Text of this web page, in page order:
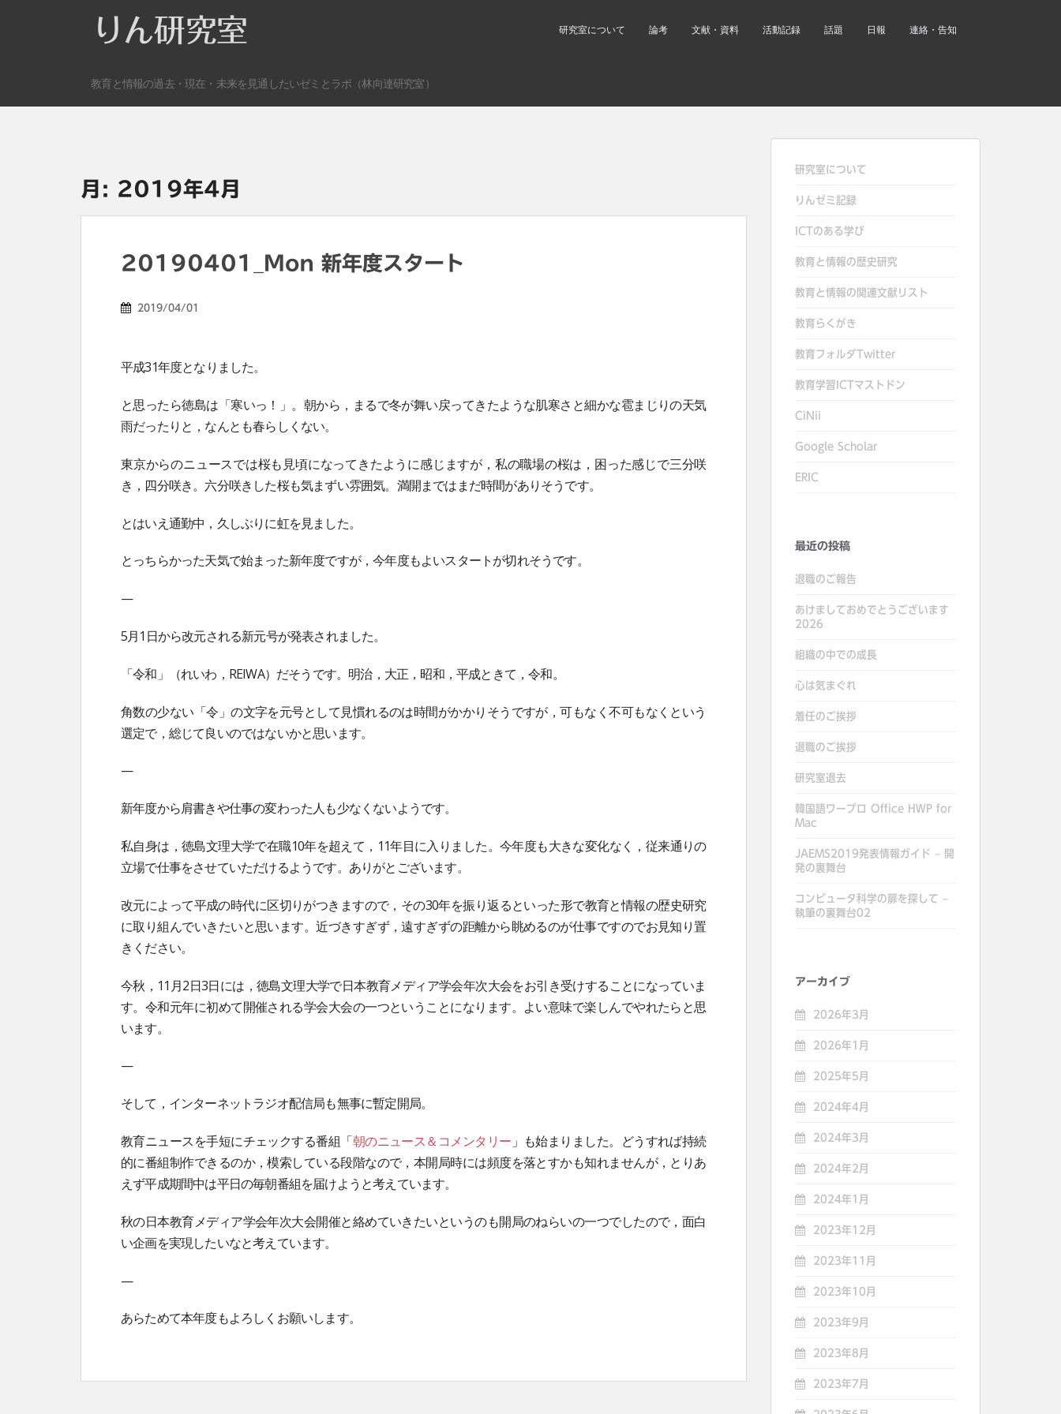
りん研究室 研究室について 論考 文献・資料 活動記録 話題 日報 連絡・告知
教育と情報の過去・現在・未来を見通したいゼミとラボ（林向達研究室）
月: 2019年4月
20190401_Mon 新年度スタート
2019/04/01
平成31年度となりました。
と思ったら徳島は「寒いっ！」。朝から，まるで冬が舞い戻ってきたような肌寒さと細かな雹まじりの天気
雨だったりと，なんとも春らしくない。
東京からのニュースでは桜も見頃になってきたように感じますが，私の職場の桜は，困った感じで三分咲
き，四分咲き。六分咲きした桜も気まずい雰囲気。満開まではまだ時間がありそうです。
とはいえ通勤中，久しぶりに虹を見ました。
とっちらかった天気で始まった新年度ですが，今年度もよいスタートが切れそうです。
—
5月1日から改元される新元号が発表されました。
「令和」（れいわ，REIWA）だそうです。明治，大正，昭和，平成ときて，令和。
角数の少ない「令」の文字を元号として見慣れるのは時間がかかりそうですが，可もなく不可もなくという
選定で，総じて良いのではないかと思います。
—
新年度から肩書きや仕事の変わった人も少なくないようです。
私自身は，徳島文理大学で在職10年を超えて，11年目に入りました。今年度も大きな変化なく，従来通りの
立場で仕事をさせていただけるようです。ありがとございます。
改元によって平成の時代に区切りがつきますので，その30年を振り返るといった形で教育と情報の歴史研究
に取り組んでいきたいと思います。近づきすぎず，遠すぎずの距離から眺めるのが仕事ですのでお見知り置
きください。
今秋，11月2日3日には，徳島文理大学で日本教育メディア学会年次大会をお引き受けすることになっていま
す。令和元年に初めて開催される学会大会の一つということになります。よい意味で楽しんでやれたらと思
います。
—
そして，インターネットラジオ配信局も無事に暫定開局。
教育ニュースを手短にチェックする番組「朝のニュース＆コメンタリー 」も始まりました。どうすれば持続
的に番組制作できるのか，模索している段階なので，本開局時には頻度を落とすかも知れませんが，とりあ
えず平成期間中は平日の毎朝番組を届けようと考えています。
秋の日本教育メディア学会年次大会開催と絡めていきたいというのも開局のねらいの一つでしたので，面白
い企画を実現したいなと考えています。
—
あらためて本年度もよろしくお願いします。
研究室について
りんゼミ記録
ICTのある学び
教育と情報の歴史研究
教育と情報の関連文献リスト
教育らくがき
教育フォルダTwitter
教育学習ICTマストドン
CiNii
Google Scholar
ERIC
最近の投稿
退職のご報告
あけましておめでとうございます
2026
組織の中での成長
心は気まぐれ
着任のご挨拶
退職のご挨拶
研究室退去
韓国語ワープロ Office HWP for
Mac
JAEMS2019発表情報ガイド – 開
発の裏舞台
コンピュータ科学の扉を探して –
執筆の裏舞台02
アーカイブ
2026年3月
2026年1月
2025年5月
2024年4月
2024年3月
2024年2月
2024年1月
2023年12月
2023年11月
2023年10月
2023年9月
2023年8月
2023年7月